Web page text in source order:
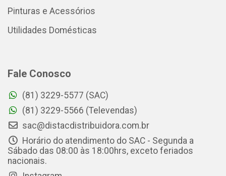
Pinturas e Acessórios
Utilidades Domésticas
Fale Conosco
(81) 3229-5577 (SAC)
(81) 3229-5566 (Televendas)
sac@distacdistribuidora.com.br
Horário do atendimento do SAC - Segunda a
Sábado das 08:00 às 18:00hrs, exceto feriados
nacionais.